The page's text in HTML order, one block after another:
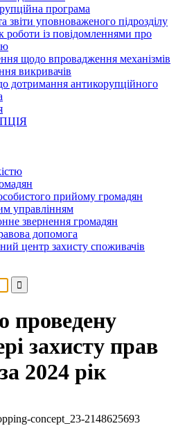
програма
звіти уповноваженого підрозділу
роботи із повідомленнями про
щодо впровадження механізмів
викривачів
дотримання антикорупційного
прийому громадян
управлінням
звернення громадян
допомога
центр захисту споживачів
проведену
захисту прав
2024 рік